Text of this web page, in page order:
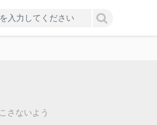
さないよう